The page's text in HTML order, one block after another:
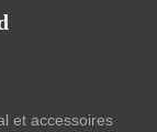
et accessoires